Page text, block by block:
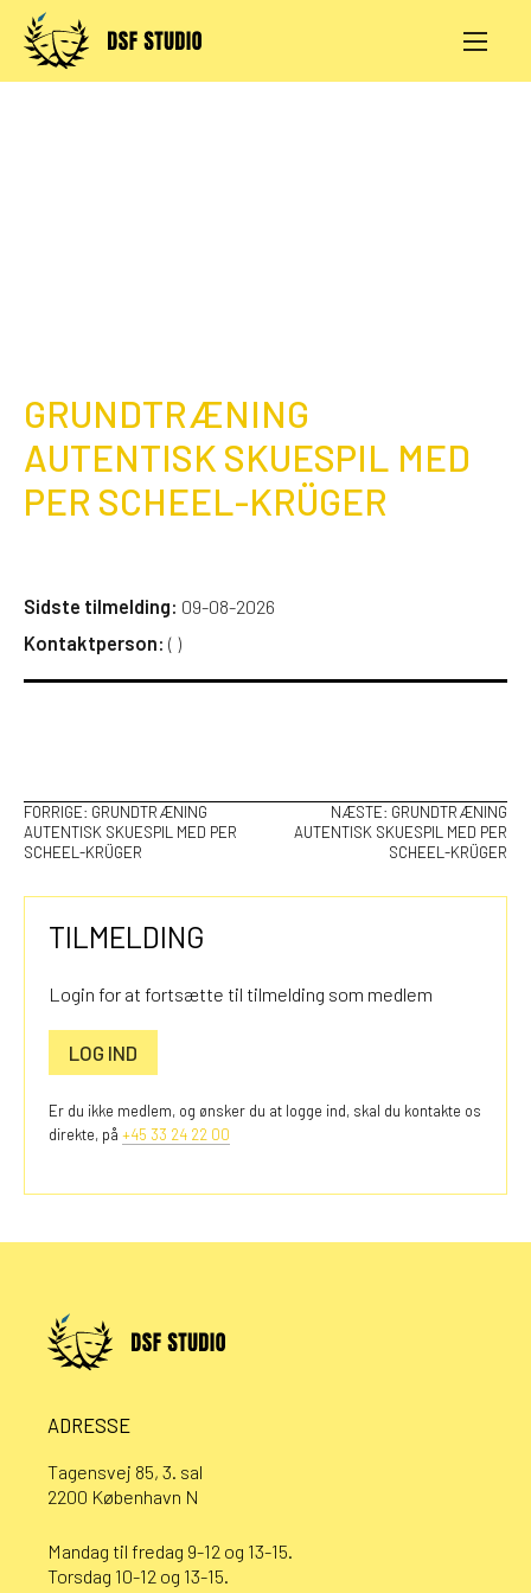
Skip
content
GRUNDTRÆNING
AUTENTISK SKUESPIL MED
PER SCHEEL-KRÜGER
Sidste tilmelding: 09-08-2026
Kontaktperson: ( )
INDLÆGSNAVIGATION
FORRIGE: GRUNDTRÆNING
AUTENTISK SKUESPIL MED PER
SCHEEL-KRÜGER
NÆSTE: GRUNDTRÆNING
AUTENTISK SKUESPIL MED PER
SCHEEL-KRÜGER
TILMELDING
Login for at fortsætte til tilmelding som medlem
LOG IND
Er du ikke medlem, og ønsker du at logge ind, skal du kontakte os
direkte, på +45 33 24 22 00
ADRESSE
Tagensvej 85, 3. sal
2200 København N
Mandag til fredag 9-12 og 13-15.
Torsdag 10-12 og 13-15.